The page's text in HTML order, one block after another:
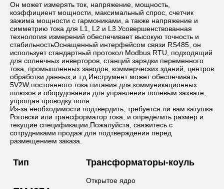
Он может измерять ток, напряжение, мощность,
коэффициент мощности, максимальный спрос, счетчик
зажима мощности с гармониками, а также напряжение и
симметрию тока для L1, L2 и L3.Усовершенствованная
технология измерений обеспечивает высокую точность и
стабильностьОснащенный интерфейсом связи RS485, он
использует стандартный протокол Modbus RTU, подходящий
для солнечных инверторов, станций зарядки переменного
тока, промышленных заводов, коммерческих зданий, центров
обработки данных,и т.д.Инструмент может обеспечивать
5V2W постоянного тока питания для коммуникационных
шлюзов и оборудования для управления полевым захвате,
упрощая проводку поля.
Из-за необходимости подтвердить, требуется ли вам катушка
Роговски или трансформатор тока, и определить размер и
текущие спецификации,Пожалуйста, свяжитесь с
сотрудниками продаж для подтверждения перед
размещением заказа.
Тип Трансформаторы-коуль
Открытое ядро